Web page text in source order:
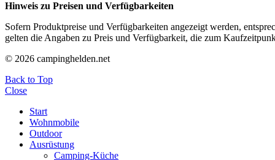
Hinweis zu Preisen und Verfügbarkeiten
Sofern Produktpreise und Verfügbarkeiten angezeigt werden,
gelten die Angaben zu Preis und Verfügbarkeit, die zum
© 2026 campinghelden.net
Back to Top
Close
Start
Wohnmobile
Outdoor
Ausrüstung
Camping-Küche